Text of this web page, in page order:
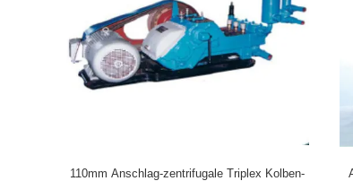
Spülpumpe BW-160 für Wasser-Brunnen- oder